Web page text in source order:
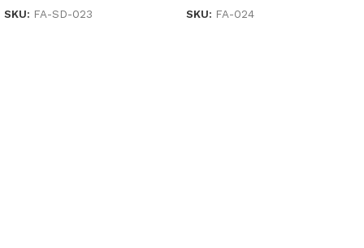
SKU: FA-SD-023 SKU: FA-024